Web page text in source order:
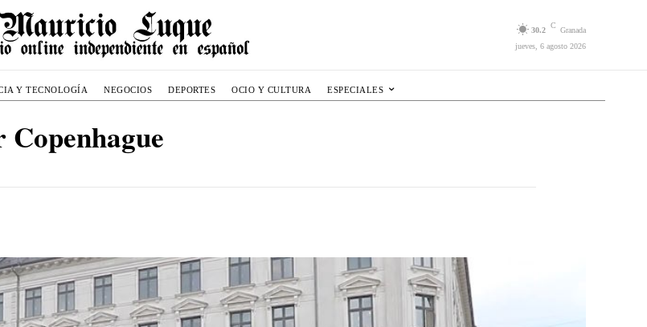
30.2
C
Granada
jueves, 6 agosto 2026
Y TECNOLOGÍA NEGOCIOS DEPORTES OCIO Y CULTURA ESPECIALES